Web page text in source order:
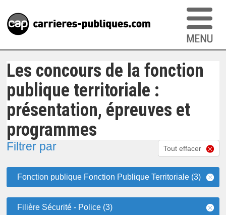
Les concours de la fonction
publique territoriale :
présentation, épreuves et
programmes
Filtrer par Tout effacer
Fonction publique Fonction Publique Territoriale (3)
Filière Sécurité - Police (3)